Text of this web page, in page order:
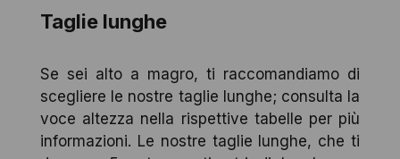
Taglie lunghe
Se sei alto a magro, ti raccomandiamo di
scegliere le nostre taglie lunghe; consulta la
voce altezza nella rispettive tabelle per più
informazioni. Le nostre taglie lunghe, che ti